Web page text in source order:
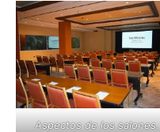
Aspectos de los salones.